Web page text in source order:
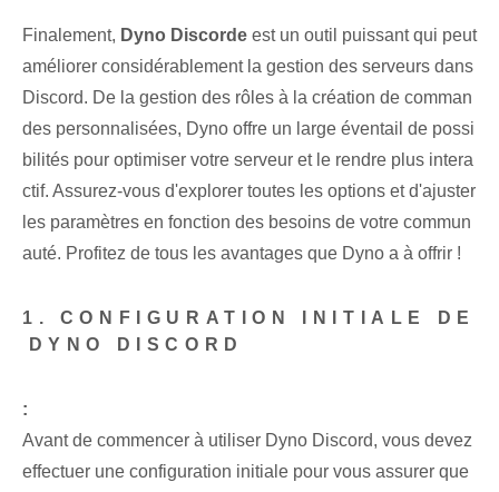
Finalement, Dyno Discorde est un outil puissant qui peut
améliorer considérablement la gestion des serveurs dans
Discord. De la ⁢gestion des rôles⁤ à la création de comman
des personnalisées, Dyno ⁤offre un ⁤large éventail de possi
bilités⁣ pour optimiser ‌votre serveur et le rendre plus intera
ctif. ⁤Assurez-vous d'explorer toutes les‌ options et d'ajuster
les paramètres ‍en fonction des besoins de votre⁤ commun
auté. Profitez de tous les avantages que Dyno a à offrir !
1. CONFIGURATION INITIALE DE
⁣DYNO DISCORD
:
Avant de commencer à utiliser Dyno Discord, vous devez
effectuer une configuration initiale pour vous assurer que